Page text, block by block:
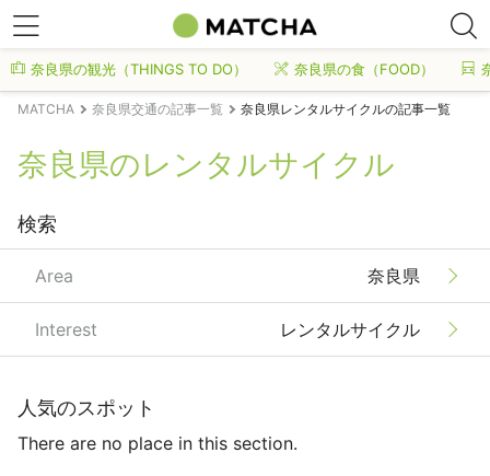
奈良県の観光（THINGS TO DO） 奈良県の食（FOOD）
MATCHA 奈良県交通の記事一覧 奈良県レンタルサイクルの記事一覧
奈良県のレンタルサイクル
検索
Area 奈良県
Interest レンタルサイクル
人気のスポット
There are no place in this section.